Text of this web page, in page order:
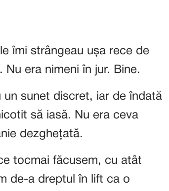
îmi strângeau ușa rece de
era nimeni în jur. Bine.
sunet discret, iar de îndată
să iasă. Nu era ceva
dezghețată.
tocmai făcusem, cu atât
de-a dreptul în lift ca o